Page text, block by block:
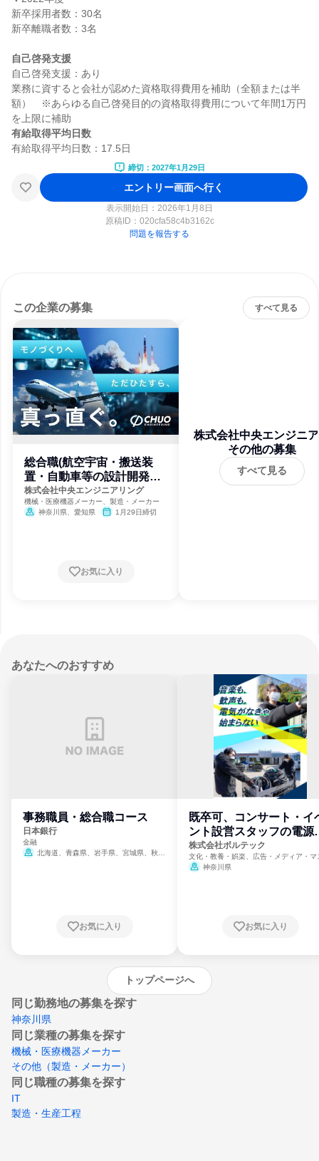
新卒採用者数：30名
新卒離職者数：3名
自己啓発支援
自己啓発支援：あり
業務に資すると会社が認めた資格取得費用を補助（全額または半
額）　※あらゆる自己啓発目的の資格取得費用について年間1万円
有給取得平均日数
締切：2027年1月29日
エントリー画面へ行く
表示開始日：2026年1月8日
原稿ID： 020cfa58c4b3162c
問題を報告する
この企業の募集 すべて見る
総合職(航空宇宙・搬送装
置・自動車等の設計開発エ
ンジニア)
株式会社中央エンジニアリング
機械・医療機器メーカー、製造・メーカー
神奈川県、愛知県
1月29日締切
お気に入り
株式会社中央エンジニ
ング
その他の募集
すべて見る
あなたへのおすすめ
事務職員・総合職コース
日本銀行
金融
北海道、青森県、岩手県、宮城県、秋田
崎県、熊本県、大分県、宮崎県、鹿児島県、
お気に入り
既卒可、コンサート・イ
ント設営スタッフの電源
門
株式会社ボルテック
文化・教養・娯楽、広告・メディア・マ
ミ、電力・ガス・水道・エネルギー
神奈川県
お気に入り
トップページへ
同じ勤務地の募集を探す
神奈川県
同じ業種の募集を探す
機械・医療機器メーカー
その他（製造・メーカー）
同じ職種の募集を探す
IT
製造・生産工程